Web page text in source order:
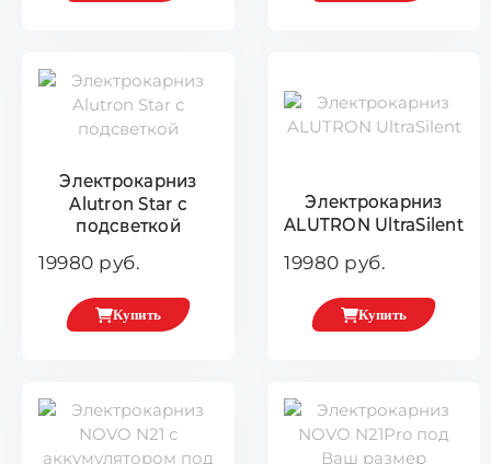
Электрокарниз
Alutron Star с
подсветкой
19980 руб.
Купить
Электрокарниз
ALUTRON UltraSilent
19980 руб.
Купить